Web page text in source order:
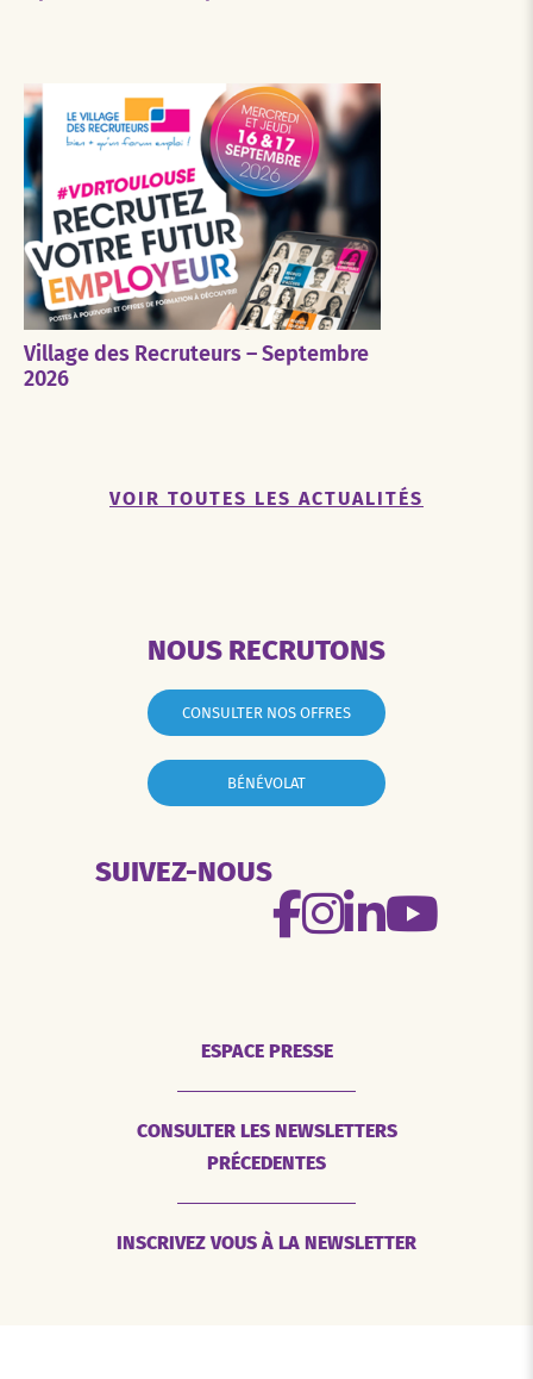
Village des Recruteurs – Septembre
2026
VOIR TOUTES LES ACTUALITÉS
NOUS RECRUTONS
CONSULTER NOS OFFRES
BÉNÉVOLAT
SUIVEZ-NOUS
ESPACE PRESSE
CONSULTER LES NEWSLETTERS
PRÉCEDENTES
INSCRIVEZ VOUS À LA NEWSLETTER